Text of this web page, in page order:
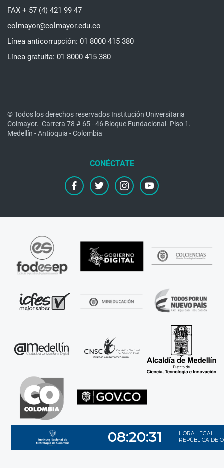
FAX + 57 (4) 421 99 47
colmayor@colmayor.edu.co
Línea anticorrupción: 01 8000 415 380
Línea gratuita: 01 8000 415 380
© Todos los derechos reservados Institución Universitaria
Colmayor. Carrera 78 # 65 - 46 Bloque Fundacional- Piso 1.
Medellín - Antioquia - Colombia